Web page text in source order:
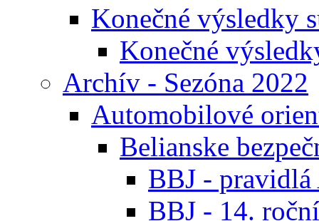
Konečné výsledky
Konečné
Archív - Sezóna 2022
Automobilové
Belianske
BBJ - pravidlá
BBJ - 14.